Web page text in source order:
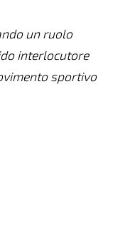
un ruolo
interlocutore
sportivo